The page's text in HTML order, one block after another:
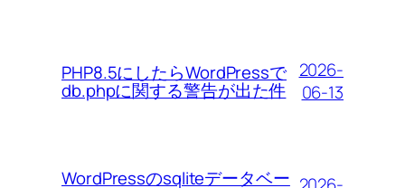
PHP8.5にしたらWordPressで
db.phpに関する警告が出た件
2026-
06-13
WordPressのsqliteデータベー